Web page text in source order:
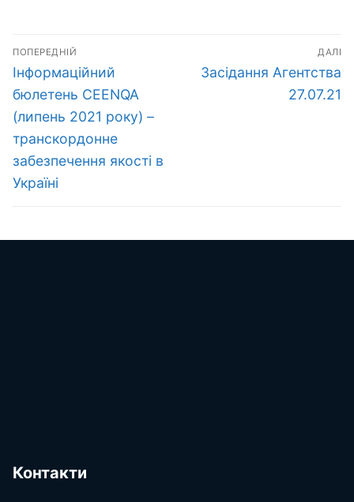
Навігація
записів
ПОПЕРЕДНІЙ
Попередній
запис:
Інформаційний
бюлетень CEENQA
(липень 2021 року) –
транскордонне
забезпечення якості в
Україні
ДАЛІ
Наступний
Засідання Агентства
27.07.21
Контакти